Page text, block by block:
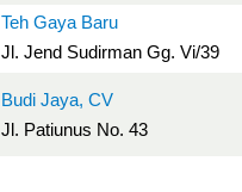
Teh Gaya Baru
Jl. Jend Sudirman Gg. Vi/39
Budi Jaya, CV
Jl. Patiunus No. 43